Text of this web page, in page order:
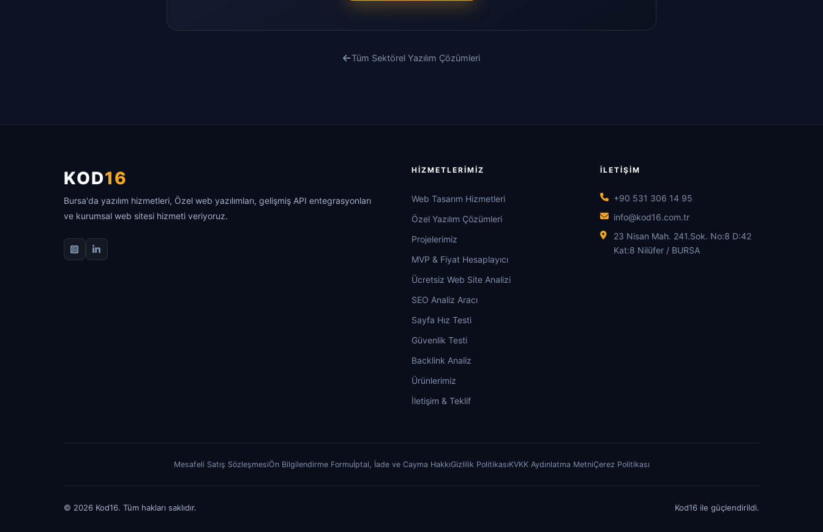
Tüm Sektörel Yazılım Çözümleri
KOD16
Bursa'da yazılım hizmetleri, Özel web yazılımları, gelişmiş API entegrasyonları
ve kurumsal web sitesi hizmeti veriyoruz.
HIZMETLERIMIZ
Web Tasarım Hizmetleri
Özel Yazılım Çözümleri
Projelerimiz
MVP & Fiyat Hesaplayıcı
Ücretsiz Web Site Analizi
SEO Analiz Aracı
Sayfa Hız Testi
Güvenlik Testi
Backlink Analiz
Ürünlerimiz
İletişim & Teklif
İLETIŞIM
+90 531 306 14 95
info@kod16.com.tr
23 Nisan Mah. 241.Sok. No:8 D:42
Kat:8 Nilüfer / BURSA
Mesafeli Satış SözleşmesiÖn Bilgilendirme Formuİptal, İade ve Cayma HakkıGizlilik PolitikasıKVKK Aydınlatma MetniÇerez Politikası
© 2026 Kod16. Tüm hakları saklıdır. Kod16 ile güçlendirildi.